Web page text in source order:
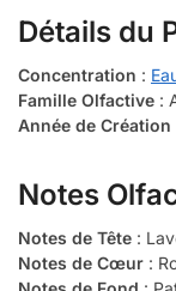
Détails du
Concentration :
Famille Olfactive :
Année de Création
Notes
Notes de Tête :
Notes de Cœur :